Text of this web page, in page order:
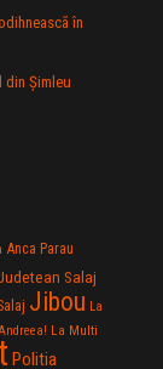
în
din Şimleu
Anca Parau
Salaj
Jibou La
La Multi
Politia